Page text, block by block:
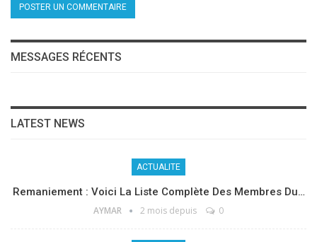
MESSAGES RÉCENTS
LATEST NEWS
ACTUALITE
Remaniement : Voici La Liste Complète Des Membres Du…
AYMAR 2 mois depuis 0